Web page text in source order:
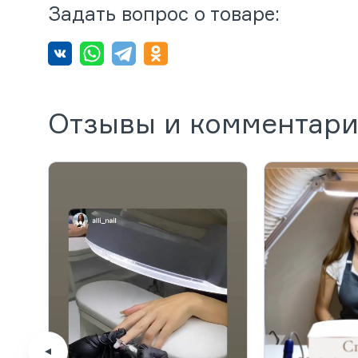
Задать вопрос о товаре:
Отзывы и